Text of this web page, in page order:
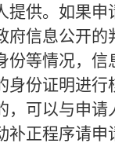
提供。如果申
府信息公开的
份等情况，信
身份证明进行
，可以与申请
补正程序请申